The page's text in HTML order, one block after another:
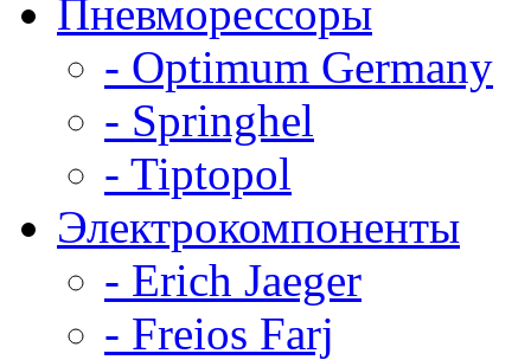
Пневморессоры
- Optimum Germany
- Springhel
- Tiptopol
Электрокомпоненты
- Erich Jaeger
- Freios Farj